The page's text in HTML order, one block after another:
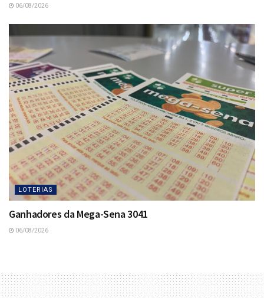
06/08/2026
LOTERIAS
Ganhadores da Mega-Sena 3041
06/08/2026